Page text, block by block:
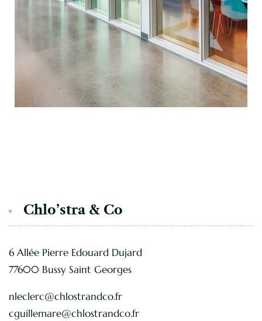
Chlo’stra & Co
6 Allée Pierre Edouard Dujard
77600 Bussy Saint Georges
nleclerc@chlostrandco.fr
cguillemare@chlostrandco.fr